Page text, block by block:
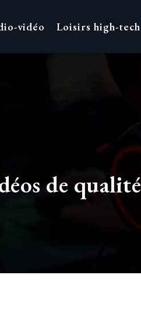
vidéo Loisirs high-tech
de qualité